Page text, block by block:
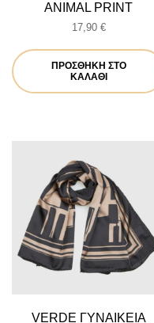
ANIMAL PRINT
17,90 €
ΠΡΟΣΘΉΚΗ ΣΤΟ
ΚΑΛΆΘΙ
VERDE ΓΥΝΑΙΚΕΙΑ